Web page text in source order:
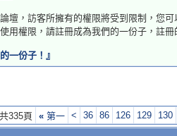
壇，訪客所擁有的權限將受到限制，您
用權限，請註冊成為我們的一份子，註
一份子！』
335頁 «第一 < 36 86 126 129 130